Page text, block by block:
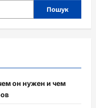
Пошук
он нужен и чем